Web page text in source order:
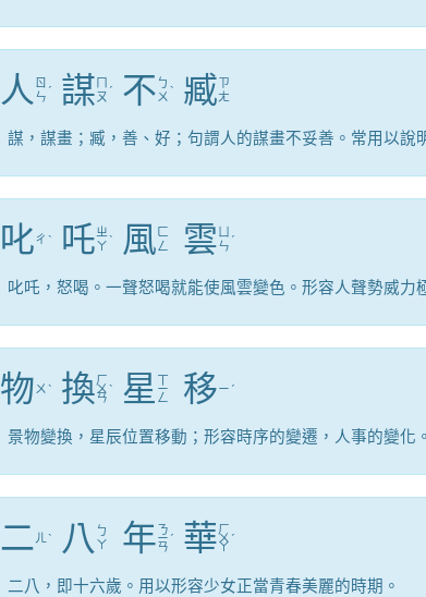
人 ㄖ
ㄣ ˊ 謀 ㄇ
ㄡ ˊ 不 ㄅ
ㄨ ˋ 臧ㄗ
ㄤ
謀，謀畫；臧，善、好；句謂人的謀畫不妥善。常用以
叱ㄔ ˋ 吒ㄓ
ㄚˋ 風 ㄈ
ㄥ
雲ㄣ ˊ
叱吒，怒喝。一聲怒喝就能使風雲變色。形容人聲勢威力
物 ㄨ ˋ 換ㄏ
ㄨ
ㄢ
ˋ 星 ㄒ
ㄧ
ㄥ 移ㄧ ˊ
景物變換，星辰位置移動；形容時序的變遷，人事的變化。
二 ㄦ ˋ 八 ㄅ
ㄚ
年ㄋ
ㄧ
ㄢ
ˊ 華ㄏ
ㄨ
ㄚ
ˊ
二八，即十六歲。用以形容少女正當青春美麗的時期。